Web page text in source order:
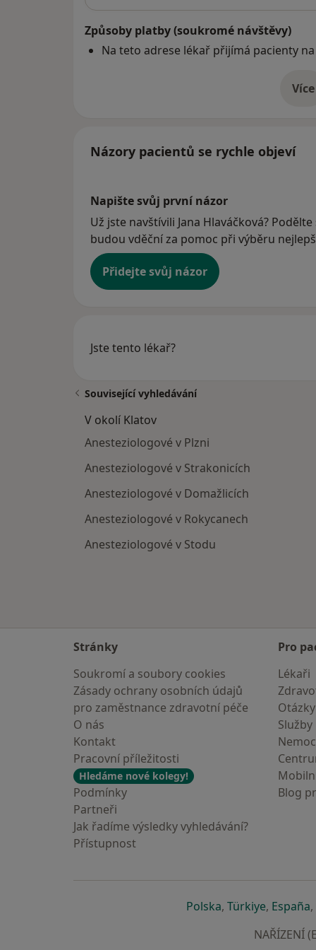
Způsoby platby (soukromé návštěvy)
Na teto adrese lékař přijímá pacienty
Více
o
Názory pacientů se rychle objeví
Napište svůj první názor
Už jste navštívili Jana Hlaváčková?
budou vděční za pomoc při výběru
Přidejte svůj názor
Jste tento lékař?
Související vyhledávání
V okolí Klatov
Anesteziologové v Plzni
Anesteziologové v Strakonicích
Anesteziologové v Domažlicích
Anesteziologové v Rokycanech
Anesteziologové v Stodu
Stránky
Soukromí a soubory cookies
Zásady ochrany osobních údajů
pro zaměstnance zdravotní péče
O nás
Kontakt
Pracovní příležitosti
Hledáme nové kolegy!
Podmínky
Partneři
Jak řadíme výsledky vyhledávání?
Přístupnost
Pro
Lékaři
Služby
Blog
Polskase otevře v nové
, Türkiyese
, España,
NAŘÍZENÍ